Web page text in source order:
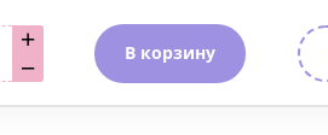
−
+ В корзину